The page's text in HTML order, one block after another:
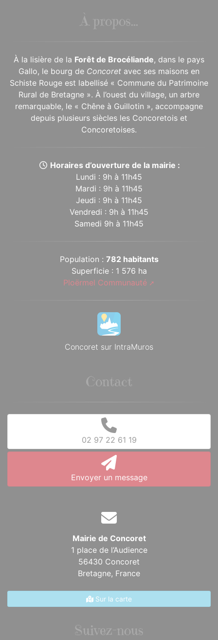
À propos...
À la lisière de la Forêt de Brocéliande, dans le pays
Gallo, le bourg de Concoret avec ses maisons en
Schiste Rouge est labellisé « Commune du Patrimoine
Rural de Bretagne ». À l’ouest du village, un arbre
remarquable, le « Chêne à Guillotin », accompagne
depuis plusieurs siècles les Concoretois et
Concoretoises.
Horaires d’ouverture de la mairie :
Lundi : 9h à 11h45
Mardi : 9h à 11h45
Jeudi : 9h à 11h45
Vendredi : 9h à 11h45
Samedi 9h à 11h45
Population : 782 habitants
Superficie : 1 576 ha
Ploërmel Communauté
Concoret sur IntraMuros
Contact
02 97 22 61 19
Envoyer un message
Mairie de Concoret
1 place de l’Audience
56430 Concoret
Bretagne, France
Sur la carte
Suivez-nous